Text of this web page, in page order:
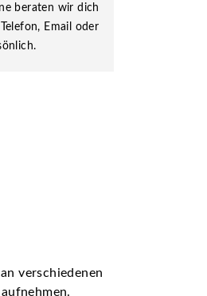
beraten wir dich
Email oder
verschiedenen